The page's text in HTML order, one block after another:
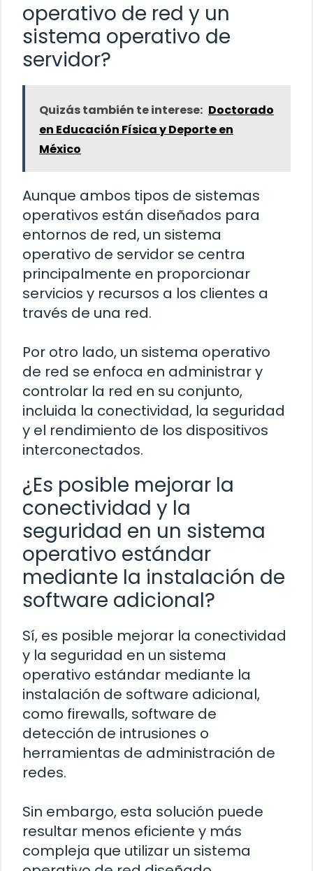
operativo de red y un
sistema operativo de
servidor?
Quizás también te interese: Doctorado
en Educación Física y Deporte en
México
Aunque ambos tipos de sistemas
operativos están diseñados para
entornos de red, un sistema
operativo de servidor se centra
principalmente en proporcionar
servicios y recursos a los clientes a
través de una red.
Por otro lado, un sistema operativo
de red se enfoca en administrar y
controlar la red en su conjunto,
incluida la conectividad, la seguridad
y el rendimiento de los dispositivos
interconectados.
¿Es posible mejorar la
conectividad y la
seguridad en un sistema
operativo estándar
mediante la instalación de
software adicional?
Sí, es posible mejorar la conectividad
y la seguridad en un sistema
operativo estándar mediante la
instalación de software adicional,
como firewalls, software de
detección de intrusiones o
herramientas de administración de
redes.
Sin embargo, esta solución puede
resultar menos eficiente y más
compleja que utilizar un sistema